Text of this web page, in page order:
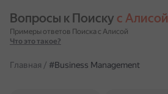
Вопросы к Поиску с Алисой
Примеры ответов Поиска с Алисой
Что это такое?
Главная / #Business Management